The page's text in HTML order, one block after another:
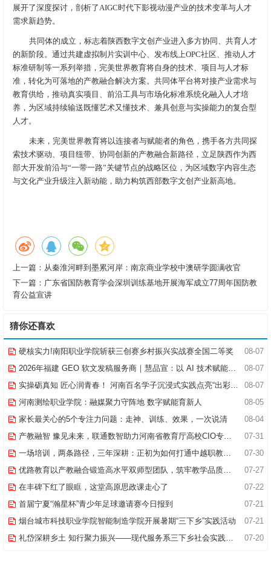
展开了深度探讨，剖析了AIGC时代下影视动漫产业的技术变革与人才
需求新趋势。
共同体的成立，标志着陕西数字文创产业进入多方协同、共育人才
的新阶段。通过共建虚拟制片实训中心、发布线上OPC社区、推动人才
标准研制等一系列举措，完美世界教育将自身的技术、项目与人才标
准，转化为可落地的产教融合解决方案。共同体平台将对接产业需求与
教育供给，推动真实项目、前沿工具与市场化标准系统化融入人才培
养，为区域持续输送既懂艺术又懂技术、兼具创意与实操能力的复合型
人才。
未来，完美世界教育将以连接者与赋能者的角色，携手各方共同探
索技术驱动、项目纽带、协同创新的产教融合新路径，立足陕西作为西
部大开发前沿与“一带一路”关键节点的战略区位，为区域数字内容生态
与文化产业升级注入新动能，助力构筑西部数字文创产业新高地。
上一篇： 从秦淮河畔到墨累河岸：南京商业学校中澳研学圆满收官
下一篇： 广东省国防教育学会深圳训练基地开展海军成立77周年国防教
育公益宣讲
猜你还喜欢
08-07
硬核实力!南阳职业学院斩获三创赛乡村振兴实战赛全国二等奖
08-07
2026年福建 GEO 软文发稿服务商｜慧品宣：以 AI 技术赋能品牌全域传播
08-07
实操砺真知 匠心润青春！ 河南百名学子沉浸式实践点亮“出彩中原”实践路
08-05
河南测绘职业学院：融媒聚力守阵地 数字赋能育新人
08-04
家长最关心的5个专注力问题：走神、训练、效果，一次说清
07-31
产教融智 豫见未来，联通数智助力河南省教育厅高校CIO专题研究班共探AI赋能高等教育新路径
07-30
一场培训，两条路径，三年深耕：正初为如何打通中越职教合作的“最后一公里”
07-27
优路教育以产教融合锻造高水平双师型团队，筑牢教学品质基石
07-22
在丰碑下红了眼眶，这堂高原思政课走心了
07-21
首届宁夏“瀚星杯”青少年足球邀请赛今日报到
07-21
烟台城市科技职业学院智能制造学院开展暑期“三下乡”实践活动
07-20
礼岱深耕乡土 知行聚力振兴——现代服务系三下乡社会实践综述